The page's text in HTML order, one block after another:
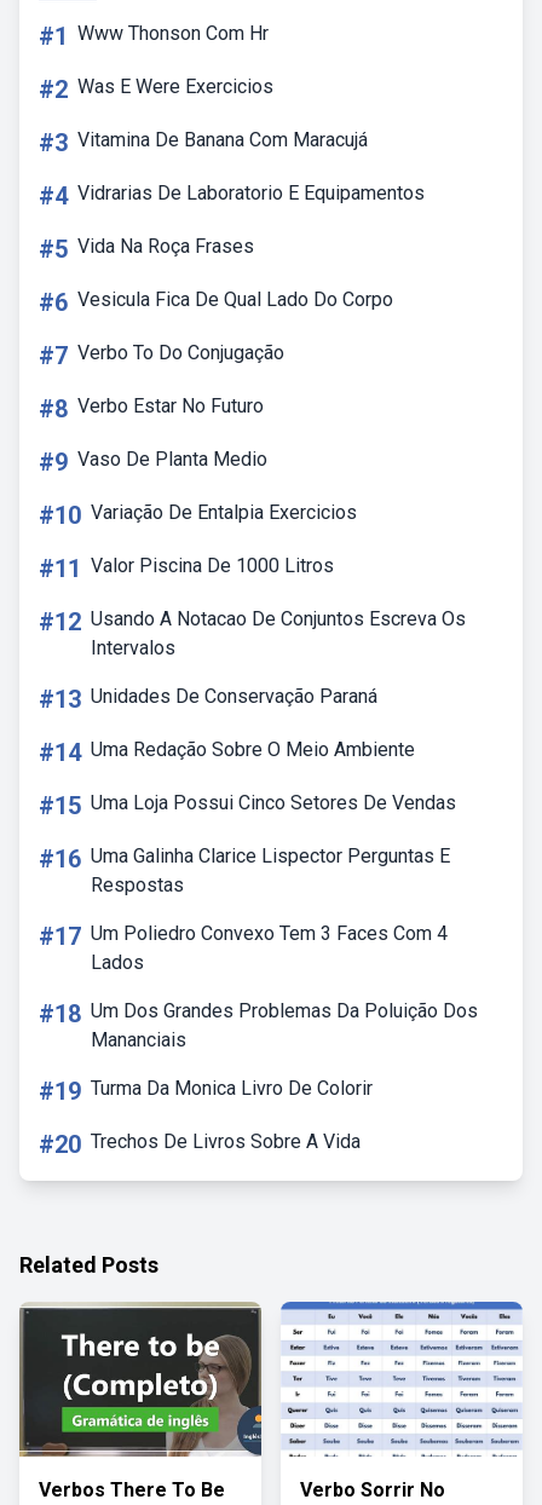
#1 Www Thonson Com Hr
#2 Was E Were Exercicios
#3 Vitamina De Banana Com Maracujá
#4 Vidrarias De Laboratorio E Equipamentos
#5 Vida Na Roça Frases
#6 Vesicula Fica De Qual Lado Do Corpo
#7 Verbo To Do Conjugação
#8 Verbo Estar No Futuro
#9 Vaso De Planta Medio
#10 Variação De Entalpia Exercicios
#11 Valor Piscina De 1000 Litros
#12 Usando A Notacao De Conjuntos Escreva Os
Intervalos
#13 Unidades De Conservação Paraná
#14 Uma Redação Sobre O Meio Ambiente
#15 Uma Loja Possui Cinco Setores De Vendas
#16 Uma Galinha Clarice Lispector Perguntas E
Respostas
#17 Um Poliedro Convexo Tem 3 Faces Com 4
Lados
#18 Um Dos Grandes Problemas Da Poluição Dos
Mananciais
#19 Turma Da Monica Livro De Colorir
#20 Trechos De Livros Sobre A Vida
Related Posts
Verbos There To Be Verbo Sorrir No